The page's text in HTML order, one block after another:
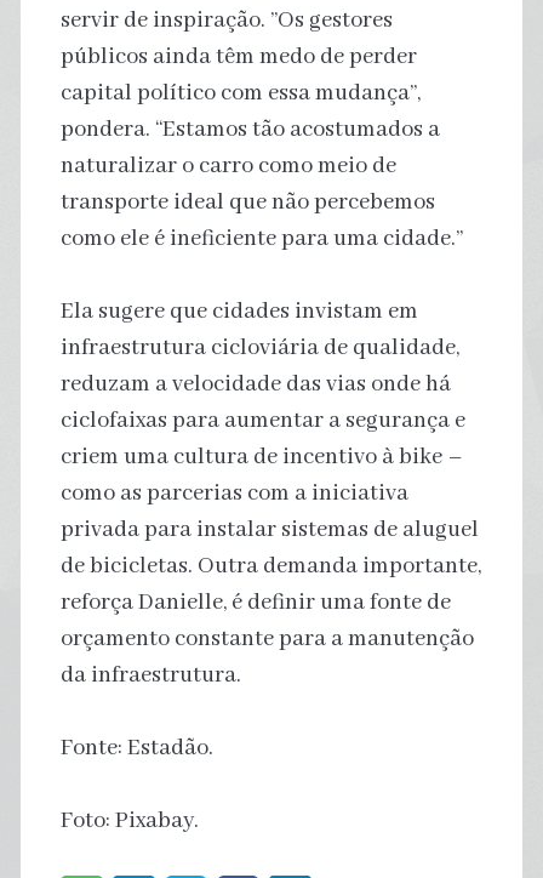
servir de inspiração. ”Os gestores
públicos ainda têm medo de perder
capital político com essa mudança”,
pondera. “Estamos tão acostumados a
naturalizar o carro como meio de
transporte ideal que não percebemos
como ele é ineficiente para uma cidade.”
Ela sugere que cidades invistam em
infraestrutura cicloviária de qualidade,
reduzam a velocidade das vias onde há
ciclofaixas para aumentar a segurança e
criem uma cultura de incentivo à bike –
como as parcerias com a iniciativa
privada para instalar sistemas de aluguel
de bicicletas. Outra demanda importante,
reforça Danielle, é definir uma fonte de
orçamento constante para a manutenção
da infraestrutura.
Fonte: Estadão.
Foto: Pixabay.